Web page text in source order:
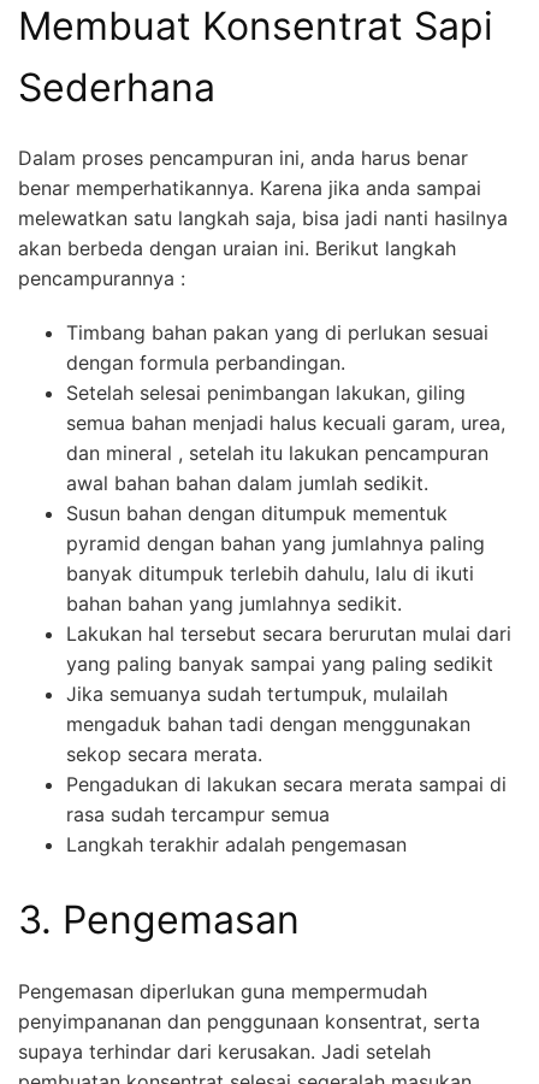
Membuat Konsentrat Sapi
Sederhana
Dalam proses pencampuran ini, anda harus benar
benar memperhatikannya. Karena jika anda sampai
melewatkan satu langkah saja, bisa jadi nanti hasilnya
akan berbeda dengan uraian ini. Berikut langkah
pencampurannya :
Timbang bahan pakan yang di perlukan sesuai
dengan formula perbandingan.
Setelah selesai penimbangan lakukan, giling
semua bahan menjadi halus kecuali garam, urea,
dan mineral , setelah itu lakukan pencampuran
awal bahan bahan dalam jumlah sedikit.
Susun bahan dengan ditumpuk mementuk
pyramid dengan bahan yang jumlahnya paling
banyak ditumpuk terlebih dahulu, lalu di ikuti
bahan bahan yang jumlahnya sedikit.
Lakukan hal tersebut secara berurutan mulai dari
yang paling banyak sampai yang paling sedikit
Jika semuanya sudah tertumpuk, mulailah
mengaduk bahan tadi dengan menggunakan
sekop secara merata.
Pengadukan di lakukan secara merata sampai di
rasa sudah tercampur semua
Langkah terakhir adalah pengemasan
3. Pengemasan
Pengemasan diperlukan guna mempermudah
penyimpananan dan penggunaan konsentrat, serta
supaya terhindar dari kerusakan. Jadi setelah